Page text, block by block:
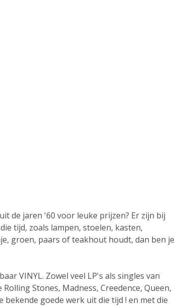
de jaren '60 voor leuke prijzen? Er zijn bij
tijd, zoals lampen, stoelen, kasten,
groen, paars of teakhout houdt, dan ben je
VINYL. Zowel veel LP's als singles van
Stones, Madness, Creedence, Queen,
goede werk uit die tijd ! en met die